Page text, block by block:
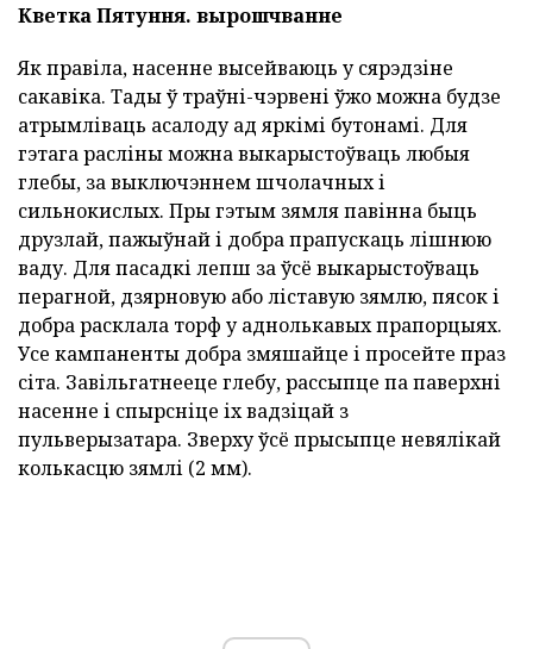
Кветка Пятуння. вырошчванне
Як правіла, насенне высейваюць у сярэдзіне
сакавіка. Тады ў траўні-чэрвені ўжо можна будзе
атрымліваць асалоду ад яркімі бутонамі. Для
гэтага расліны можна выкарыстоўваць любыя
глебы, за выключэннем шчолачных і
сильнокислых. Пры гэтым зямля павінна быць
друзлай, пажыўнай і добра прапускаць лішнюю
ваду. Для пасадкі лепш за ўсё выкарыстоўваць
перагной, дзярновую або ліставую зямлю, пясок і
добра расклала торф у аднолькавых прапорцыях.
Усе кампаненты добра змяшайце і просейте праз
сіта. Завільгатнееце глебу, рассыпце па паверхні
насенне і спырсніце іх вадзіцай з
пульверызатара. Зверху ўсё прысыпце невялікай
колькасцю зямлі (2 мм).